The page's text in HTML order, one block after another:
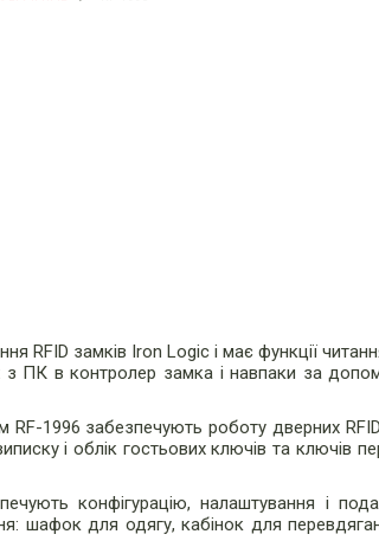
RFID замків Iron Logic і має функції
з ПК в контролер замка і навпаки за
1996 забезпечують роботу дверних
і облік гостьових ключів та ключів
конфігурацію, налаштування і
шафок для одягу, кабінок для